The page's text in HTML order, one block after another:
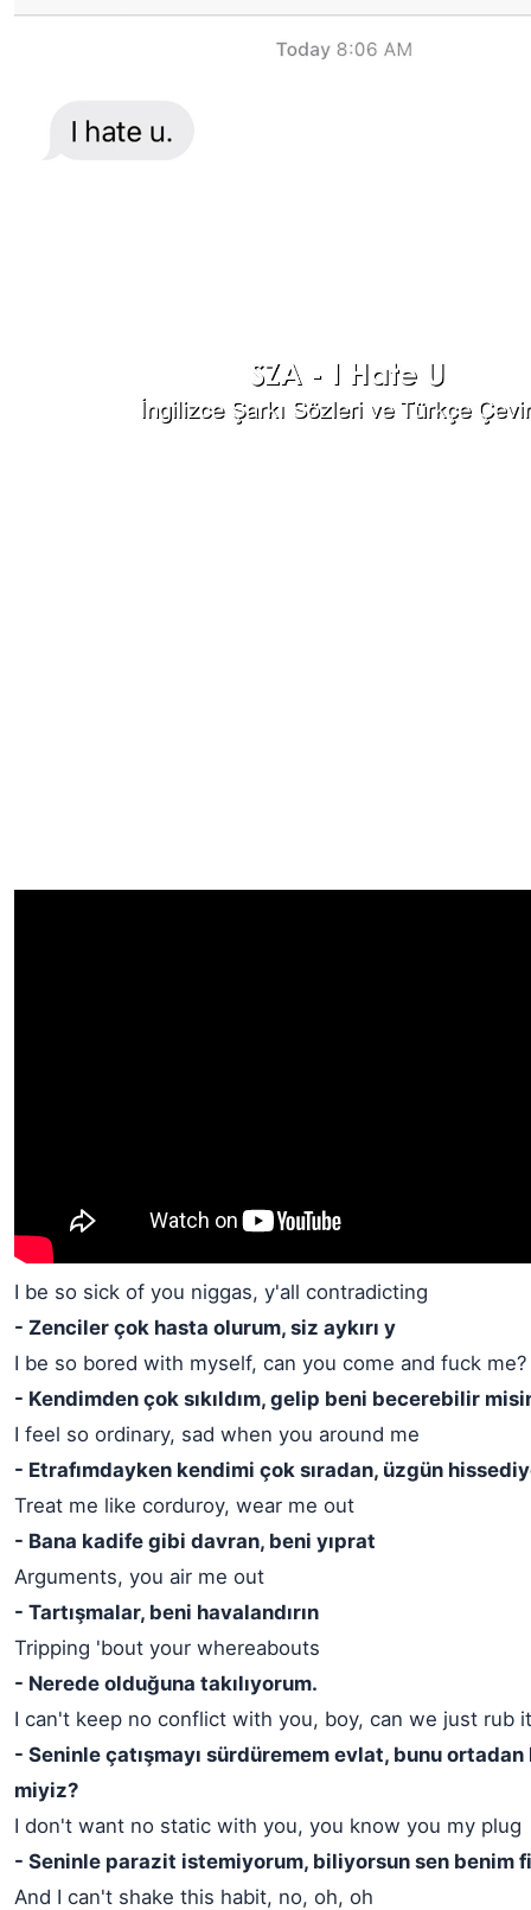
I be so sick of you niggas, y'all contradicting
- Zenciler çok hasta olurum, siz aykırı y
I be so bored with myself, can you come and fuck me?
- Kendimden çok sıkıldım, gelip beni becerebilir
I feel so ordinary, sad when you around me
- Etrafımdayken kendimi çok sıradan, üzgün
Treat me like corduroy, wear me out
- Bana kadife gibi davran, beni yıprat
Arguments, you air me out
- Tartışmalar, beni havalandırın
Tripping 'bout your whereabouts
- Nerede olduğuna takılıyorum.
I can't keep no conflict with you, boy, can we just rub
- Seninle çatışmayı sürdüremem evlat, bunu
miyiz?
I don't want no static with you, you know you my plug
- Seninle parazit istemiyorum, biliyorsun sen benim
And I can't shake this habit, no, oh, oh